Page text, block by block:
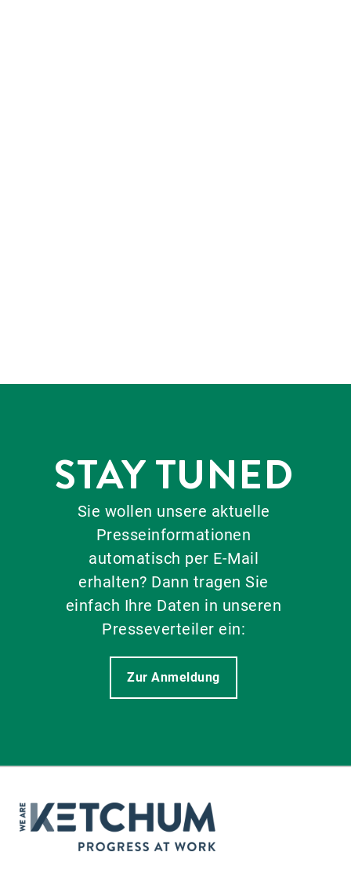
STAY TUNED
Sie wollen unsere aktuelle
Presseinformationen
automatisch per E-Mail
erhalten? Dann tragen Sie
einfach Ihre Daten in unseren
Presseverteiler ein:
Zur Anmeldung